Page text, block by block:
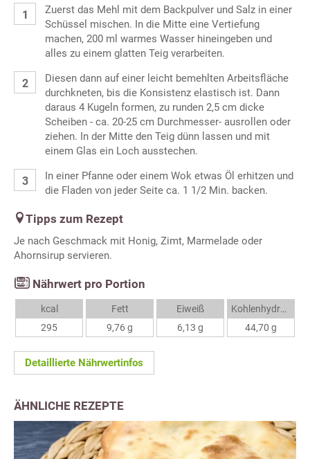
Zuerst das Mehl mit dem Backpulver und Salz in einer
Schüssel mischen. In die Mitte eine Vertiefung
machen, 200 ml warmes Wasser hineingeben und
alles zu einem glatten Teig verarbeiten.
Diesen dann auf einer leicht bemehlten Arbeitsfläche
durchkneten, bis die Konsistenz elastisch ist. Dann
daraus 4 Kugeln formen, zu runden 2,5 cm dicke
Scheiben - ca. 20-25 cm Durchmesser- ausrollen oder
ziehen. In der Mitte den Teig dünn lassen und mit
einem Glas ein Loch ausstechen.
In einer Pfanne oder einem Wok etwas Öl erhitzen und
die Fladen von jeder Seite ca. 1 1/2 Min. backen.
Tipps zum Rezept
Je nach Geschmack mit Honig, Zimt, Marmelade oder
Ahornsirup servieren.
Nährwert pro Portion
kcal
295
Fett
9,76 g
Eiweiß
6,13 g
Kohlenhydrate
44,70 g
Detaillierte Nährwertinfos
ÄHNLICHE REZEPTE